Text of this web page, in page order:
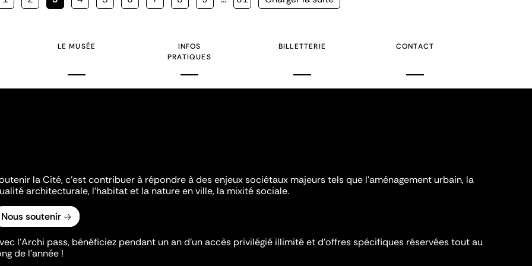
LE MUSÉE
INFOS
PRATIQUES
BILLETTERIE CONTACT
la Cité, c'est contribuer à répondre à des enjeux sociétaux majeurs tels que l'aménagement urbain, la
architecturale, l'habitat et la nature en ville, la mixité sociale.
Nous soutenir
l’Archi pass, bénéficiez pendant un an d’un accès privilégié illimité et d’offres spécifiques réservées tout au
de l’année !